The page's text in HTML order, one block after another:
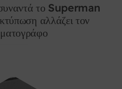
το Superman
αλλάζει τον